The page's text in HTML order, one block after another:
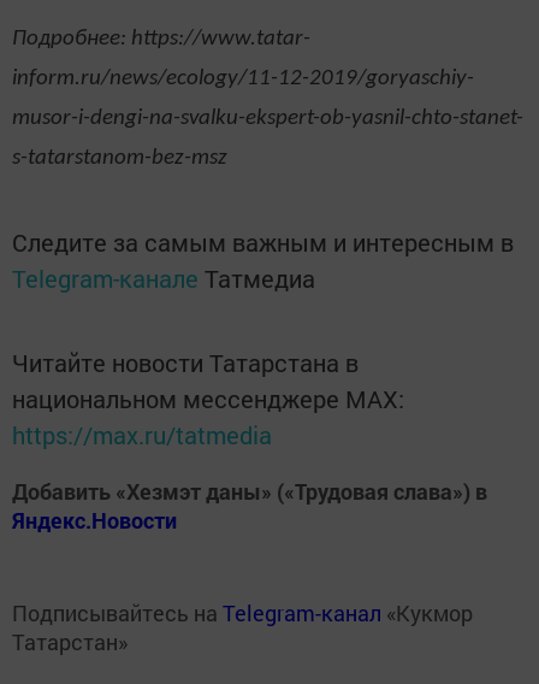
Подробнее: https://www.tatar-
inform.ru/news/ecology/11-12-2019/goryaschiy-
musor-i-dengi-na-svalku-ekspert-ob-yasnil-chto-stanet-
s-tatarstanom-bez-msz
Следите за самым важным и интересным в
Telegram-канале Татмедиа
Читайте новости Татарстана в
национальном мессенджере MАХ:
https://max.ru/tatmedia
Добавить «Хезмэт даны» («Трудовая слава») в
Яндекс.Новости
Подписывайтесь на Telegram-канал «Кукмор
Татарстан»